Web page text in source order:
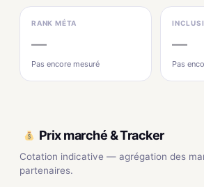
RANK MÉTA
—
Pas encore mesuré
—
Pas
Prix marché & Tracker
Cotation indicative — agrégation des
partenaires.